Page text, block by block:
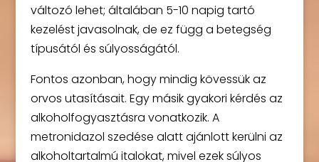
változó lehet; általában 5-10 napig tartó
kezelést javasolnak, de ez függ a betegség
típusától és súlyosságától.
Fontos azonban, hogy mindig kövessük az
orvos utasításait. Egy másik gyakori kérdés az
alkoholfogyasztásra vonatkozik. A
metronidazol szedése alatt ajánlott kerülni az
alkoholtartalmú italokat, mivel ezek súlyos